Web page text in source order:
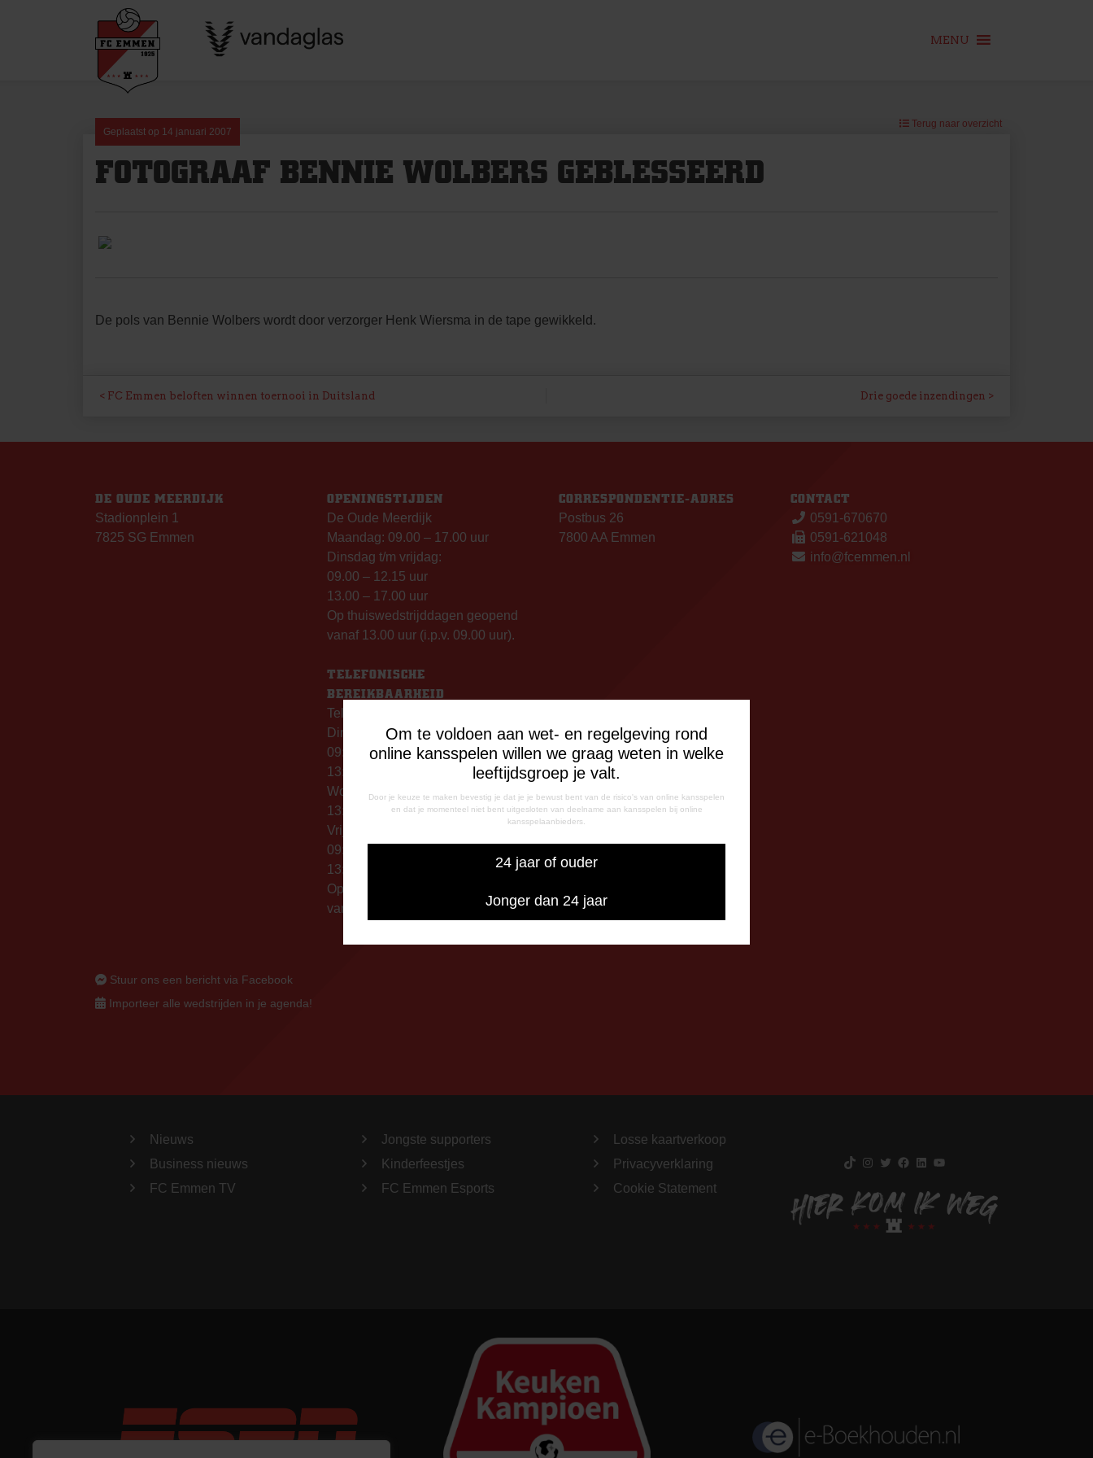
Om te voldoen aan wet- en regelgeving rond
online kansspelen willen we graag weten in welke
leeftijdsgroep je valt.
Door je keuze te maken bevestig je dat je je bewust bent van de risico's van online kansspelen
en dat je momenteel niet bent uitgesloten van deelname aan kansspelen bij online
kansspelaanbieders.
24 jaar of ouder
Jonger dan 24 jaar
MENU
Geplaatst op 14 januari 2007
Terug naar overzicht
FOTOGRAAF BENNIE WOLBERS GEBLESSEERD
De pols van Bennie Wolbers wordt door verzorger Henk Wiersma in de tape gewikkeld.
BERICHT
NAVIGATIE
FC Emmen beloften winnen toernooi in Duitsland Drie goede inzendingen
DE OUDE MEERDIJK
Stadionplein 1
7825 SG Emmen
OPENINGSTIJDEN
De Oude Meerdijk
Maandag: 09.00 – 17.00 uur
Dinsdag t/m vrijdag:
09.00 – 12.15 uur
13.00 – 17.00 uur
Op thuiswedstrijddagen geopend
vanaf 13.00 uur (i.p.v. 09.00 uur).
TELEFONISCHE
BEREIKBAARHEID
Telefonisch bereikbaar op:
Dinsdag
09:00 - 12:15 uur
13:00 - 17:00 uur
Woensdag
13:00 - 17:00 uur
Vrijdag
09:00 - 12:15 uur
13:00 - 17:00 uur
Op thuiswedstrijddagen bereikbaar
vanaf 13:00 - 20:00 uur
CORRESPONDENTIE-ADRES
Postbus 26
7800 AA Emmen
CONTACT
0591-670670
0591-621048
info@fcemmen.nl
Stuur ons een bericht via Facebook
Importeer alle wedstrijden in je agenda!
Nieuws
Business nieuws
FC Emmen TV
Jongste supporters
Kinderfeestjes
FC Emmen Esports
Losse kaartverkoop
Privacyverklaring
Cookie Statement